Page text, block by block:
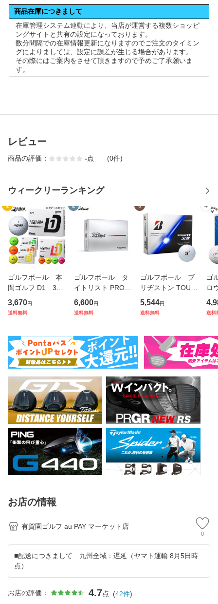
商品在庫につきまして
在庫管理システム連動により、当店が運営する複数ショッピ
ングサイトと共有の設定になっております。
数分間隔での在庫情報更新になりますのでご注文のタイミン
グによりましては、設定に誤差が生じる場合があります。
その際にはご案内をさせて頂きますので予めご了承願いま
す。
レビュー
商品の評価： -点 (0件)
ウィークリーランキング
1
ゴルフボール 本
間ゴルフ D1 3ダ
ースセット（12球
入り×3箱） [2024
3,670円
送料無料
2
ゴルフボール タ
イトリスト PRO V
1x プロV1x 1ダ
ース（12球入り）
6,600円
送料無料
3
ゴルフボール ブ
リヂストン TOUR
B XS ツアーB エッ
クスエス 1ダース
年モデル]
5,544円
送料無料
4
ゴ
ロ
1
送料
お店の情報
有賀園ゴルフ au PAY マーケット店
0
■配送につきまして 九州全域：遅延（ヤマト運輸 8月5日時
点）
お店の評価： 4.7点 (42件)